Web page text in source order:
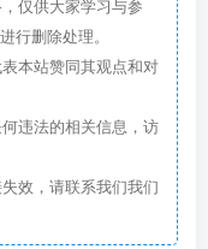
仅供大家学习与参
行删除处理。
本站赞同其观点和对
违法的相关信息，访
效，请联系我们我们